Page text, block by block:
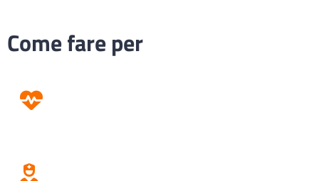
Come fare per